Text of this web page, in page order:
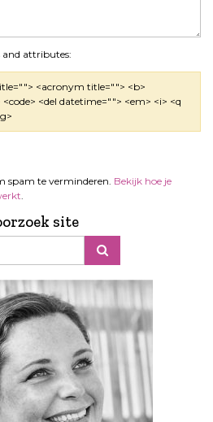
and attributes:
<acronym title=""> <b>
<del datetime=""> <em> <i> <q
spam te verminderen. Bekijk hoe je
.
site